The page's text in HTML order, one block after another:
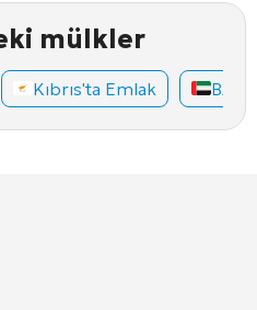
mülkler
Kıbrıs'ta Emlak